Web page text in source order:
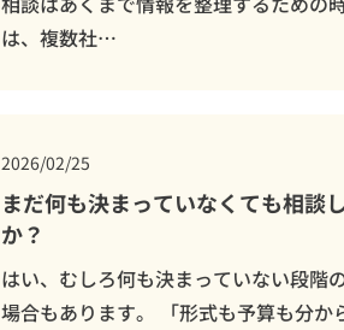
は、複数社…
2026/02/25
まだ何も決まっていなくても相談
か？
はい、むしろ何も決まっていない段階
場合もあります。 「形式も予算も分か